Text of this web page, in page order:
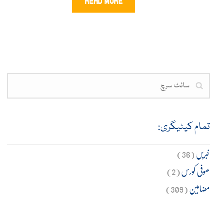
تمام کیٹیگری:
خبریں(36)
صوفی کورس(2)
مضامین(309)